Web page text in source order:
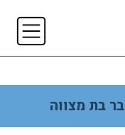
בת מצווה